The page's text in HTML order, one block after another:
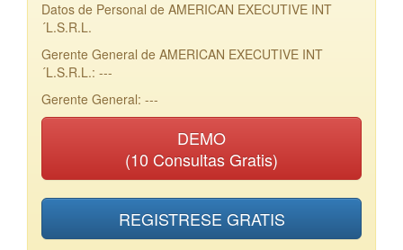
Datos de Personal de AMERICAN EXECUTIVE INT
´L.S.R.L.
Gerente General de AMERICAN EXECUTIVE INT
´L.S.R.L.: ---
Gerente General: ---
DEMO
(10 Consultas Gratis)
REGISTRESE GRATIS